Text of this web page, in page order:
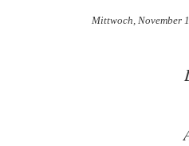
Mittwoch, November